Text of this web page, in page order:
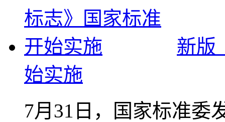
新版
始实施
7月31日，国家标准委